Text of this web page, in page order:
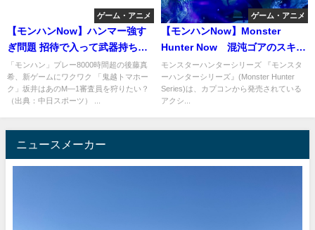
ゲーム・アニメ
【モンハンNow】ハンマー強す
ぎ問題 招待で入って武器持ち替
えるときに連打で戻れないので
注意！
「モンハン」プレー8000時間超の後藤真
希、新ゲームにワクワク 「鬼越トマホー
ク」坂井はあのM―1審査員を狩りたい？
（出典：中日スポーツ） ...
ゲーム・アニメ
【モンハンNow】Monster
Hunter Now 混沌ゴアのスキル
狂化検証 ダメージ減少速度
モンスターハンターシリーズ 『モンスタ
ーハンターシリーズ』(Monster Hunter
Series)は、カプコンから発売されている
アクシ...
ニュースメーカー